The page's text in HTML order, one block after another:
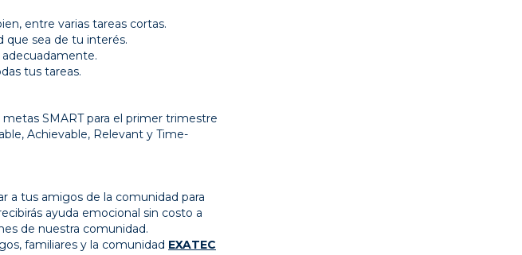
entre varias tareas cortas.
que sea de tu interés.
tus tareas.
SMART para el primer trimestre
Achievable, Relevant y Time-
a tus amigos de la comunidad para
ayuda emocional sin costo a
de nuestra comunidad.
familiares y la comunidad EXATEC